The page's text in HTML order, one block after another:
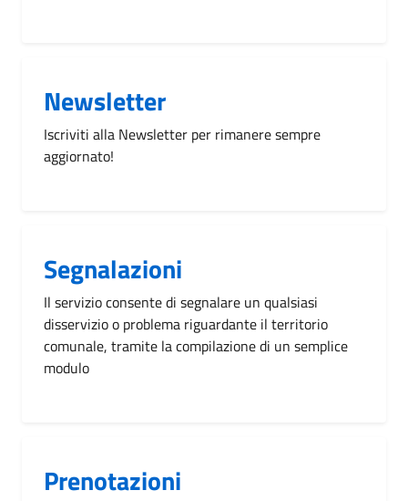
Newsletter
Iscriviti alla Newsletter per rimanere sempre
aggiornato!
Segnalazioni
Il servizio consente di segnalare un qualsiasi
disservizio o problema riguardante il territorio
comunale, tramite la compilazione di un semplice
modulo
Prenotazioni